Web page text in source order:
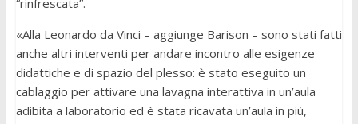
“rinfrescata”.
«Alla Leonardo da Vinci – aggiunge Barison – sono stati fatti
anche altri interventi per andare incontro alle esigenze
didattiche e di spazio del plesso: è stato eseguito un
cablaggio per attivare una lavagna interattiva in un’aula
adibita a laboratorio ed è stata ricavata un’aula in più,